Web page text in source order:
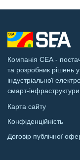
Компанія СЕА -
та розробник рішень
індустріальної
смарт-інфраструктури
Карта сайту
Конфіденційність
Договір публічної